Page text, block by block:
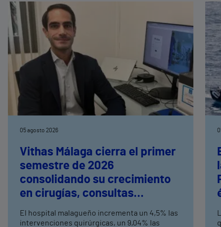
05 agosto 2026
Vithas Málaga cierra el primer
semestre de 2026
consolidando su crecimiento
en cirugías, consultas
externas y altas hospitalarias
El hospital malagueño incrementa un 4,5% las
intervenciones quirúrgicas, un 9,04% las